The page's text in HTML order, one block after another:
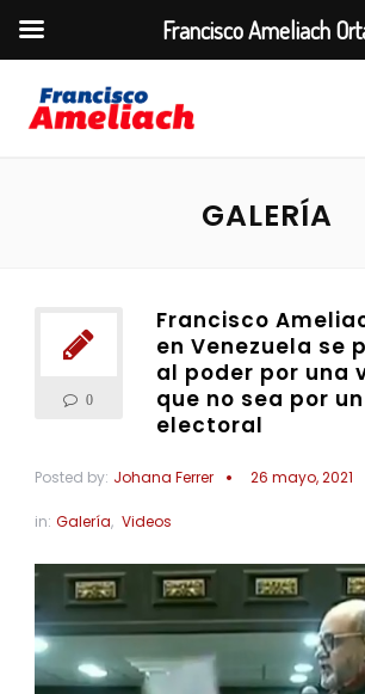
GALERÍA
0
Francisco
en Venezuela se
al poder por una
que no sea por
electoral
Posted by: Johana Ferrer 26 mayo, 2021
in: Galería, Videos
Francisco Ameliach